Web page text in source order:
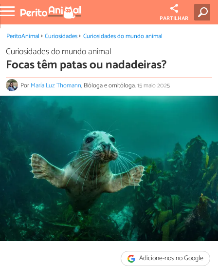
PARTILHAR
PeritoAnimal Curiosidades Curiosidades do mundo animal
Curiosidades do mundo animal
Focas têm patas ou nadadeiras?
PorMaría Luz Thomann, Bióloga e ornitóloga.15 maio 2025
Adicione-nos no Google